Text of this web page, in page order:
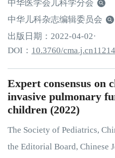
中华医学会儿科学分会
中华儿科杂志编辑委员会
出版日期： 2022-04-02·
DOI： 10.3760/
Expert consensus on
invasive pulmonary
children (2022)
The Society of Pediatrics,
the Editorial Board, Chinese